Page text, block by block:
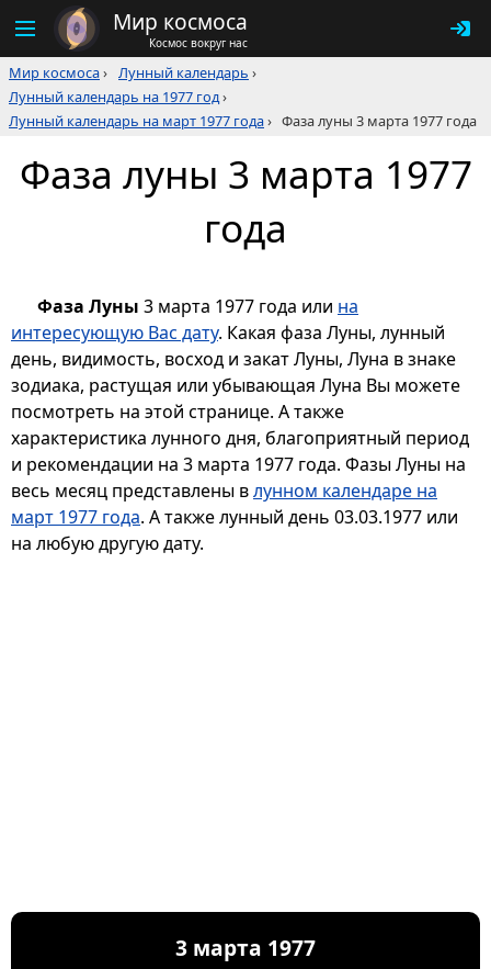
Мир космоса
Космос вокруг нас
Мир космоса› Лунный календарь ›
Лунный календарь на 1977 год›
Лунный календарь на март 1977 года› Фаза луны 3 марта 1977 года
Фаза луны 3 марта 1977
года
Фаза Луны 3 марта 1977 года или на
интересующую Вас дату. Какая фаза Луны, лунный
день, видимость, восход и закат Луны, Луна в знаке
зодиака, растущая или убывающая Луна Вы можете
посмотреть на этой странице. А также
характеристика лунного дня, благоприятный период
и рекомендации на 3 марта 1977 года. Фазы Луны на
весь месяц представлены влунном календаре на
март 1977 года. А также лунный день 03.03.1977 или
на любую другую дату.
3 марта 1977